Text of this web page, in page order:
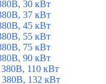
30 кВт
37 кВт
45 кВт
55 кВт
75 кВт
90 кВт
110 кВт
132 кВт